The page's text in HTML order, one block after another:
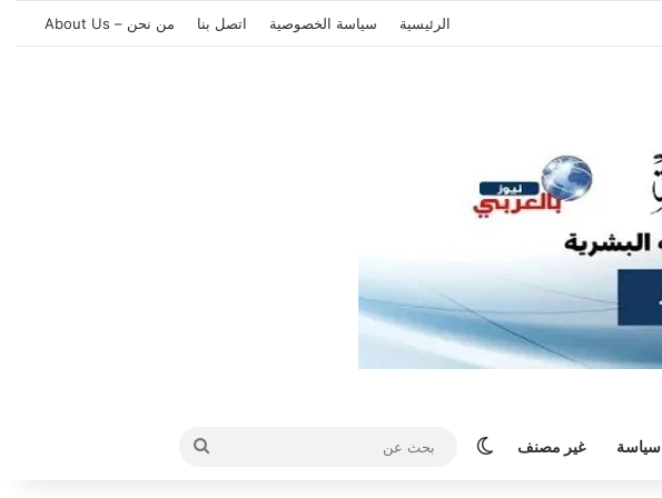
الرئيسية سياسة الخصوصية اتصل بنا من نحن – About Us
سياسة غير مصنف الوضع المظلم
بحث